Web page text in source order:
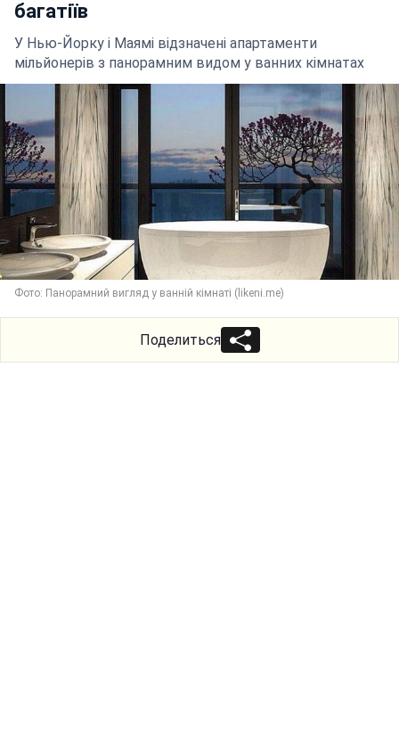
багатіїв
У Нью-Йорку і Маямі відзначені апартаменти
мільйонерів з панорамним видом у ванних кімнатах
Фото: Панорамний вигляд у ванній кімнаті (likeni.me)
Поделиться